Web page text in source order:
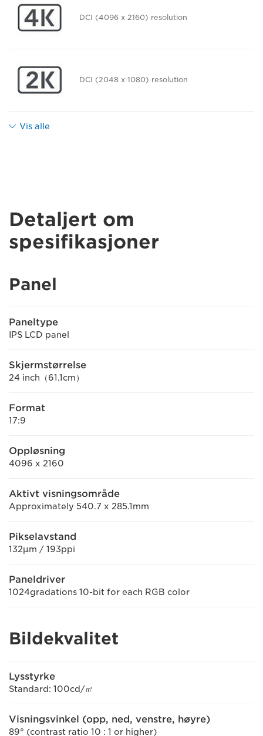
DCI (4096 x 2160) resolution
DCI (2048 x 1080) resolution
Vis alle
Detaljert om
spesifikasjoner
Panel
Paneltype
IPS LCD panel
Skjermstørrelse
24 inch（61.1cm）
Format
17:9
Oppløsning
4096 x 2160
Aktivt visningsområde
Approximately 540.7 x 285.1mm
Pikselavstand
132μm / 193ppi
Paneldriver
1024gradations 10-bit for each RGB color
Bildekvalitet
Lysstyrke
Standard: 100cd/㎡
Visningsvinkel (opp, ned, venstre, høyre)
89° (contrast ratio 10 : 1 or higher)